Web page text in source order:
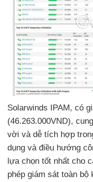
Solarwinds IPAM, có
(46.263.000VND),
vời và dễ tích hợp
dụng và điều hướng
lựa chọn tốt nhất cho
phép giám sát toàn bộ